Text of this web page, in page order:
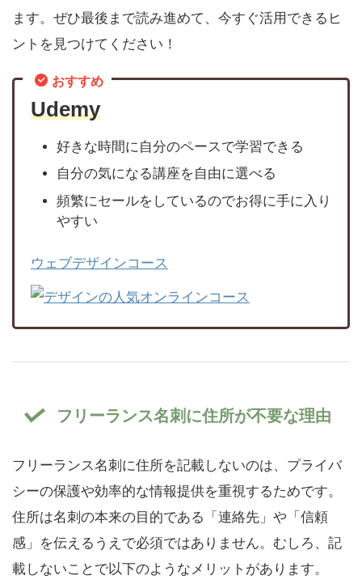
ます。ぜひ最後まで読み進めて、今すぐ活用できるヒ
ントを見つけてください！
おすすめ
Udemy
好きな時間に自分のペースで学習できる
自分の気になる講座を自由に選べる
頻繁にセールをしているのでお得に手に入り
やすい
ウェブデザインコース
フリーランス名刺に住所が不要な理由
フリーランス名刺に住所を記載しないのは、プライバ
シーの保護や効率的な情報提供を重視するためです。
住所は名刺の本来の目的である「連絡先」や「信頼
感」を伝えるうえで必須ではありません。むしろ、記
載しないことで以下のようなメリットがあります。